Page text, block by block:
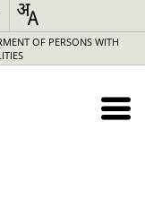
OF PERSONS WITH